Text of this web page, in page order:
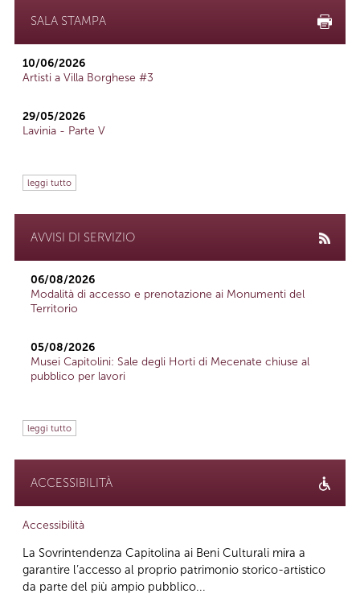
SALA STAMPA
10/06/2026
Artisti a Villa Borghese #3
29/05/2026
Lavinia - Parte V
leggi tutto
AVVISI DI SERVIZIO
06/08/2026
Modalità di accesso e prenotazione ai Monumenti del
Territorio
05/08/2026
Musei Capitolini: Sale degli Horti di Mecenate chiuse al
pubblico per lavori
leggi tutto
ACCESSIBILITÀ
Accessibilità
La Sovrintendenza Capitolina ai Beni Culturali mira a
garantire l’accesso al proprio patrimonio storico-artistico
da parte del più ampio pubblico...